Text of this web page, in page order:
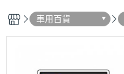
車用百貨